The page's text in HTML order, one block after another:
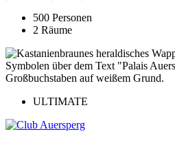
500 Personen
2 Räume
ULTIMATE